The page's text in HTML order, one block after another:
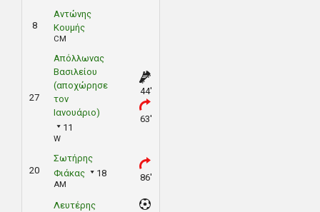
8
Αντώνης
Κουμής
CM
27
Απόλλωνας
Βασιλείου
(αποχώρησε
τον
Ιανουάριο)
11
W
44'
63'
20
Σωτήρης
Φιάκας
18
AM
86'
Λευτέρης